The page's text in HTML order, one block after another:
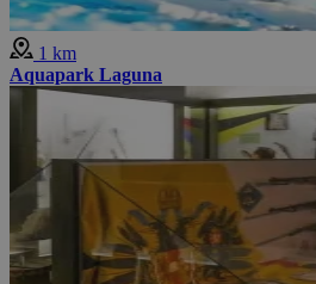
1 km
Aquapark Laguna